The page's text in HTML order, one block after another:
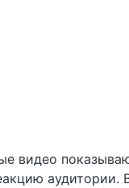
видео
аудитории.